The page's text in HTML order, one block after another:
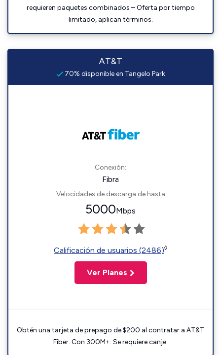
requieren paquetes combinados – Oferta por tiempo
limitado, aplican términos.
AT&T
70% disponible en Tangelo Park
Conexión:
Fibra
Velocidades de descarga de hasta
5000Mbps
Calificación de usuarios (2486)◊
Ver Planes
Obtén una tarjeta de prepago de $200 al contratar a AT&T
Fiber. Con 300M+. Se requiere canje.